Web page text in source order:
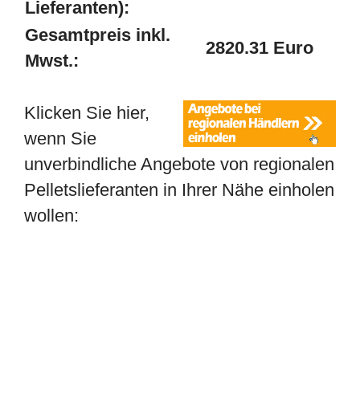
Lieferanten):
Gesamtpreis inkl.
Mwst.:
2820.31 Euro
Klicken Sie hier,
wenn Sie
unverbindliche Angebote von regionalen
Pelletslieferanten in Ihrer Nähe einholen
wollen: